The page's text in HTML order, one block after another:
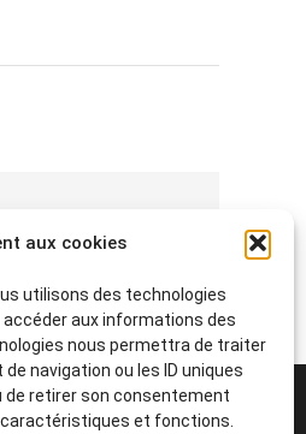
aux cookies
utilisons des technologies
aux informations des
nous permettra de traiter
navigation ou les ID uniques
de retirer son consentement
et fonctions.